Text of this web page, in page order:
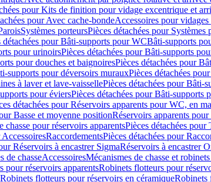
pour Kits de finition pour vidage excentrique et
pour Avec cache-bondeAccessoires pour
Systèmes porteursPièces détachées pour Systèmes
détachées pour Bâti-supports pour WCBâti-supports
pour urinoirsPièces détachées pour Bâti-supports
pour douches et baignoiresPièces détachées pour
supports pour déversoirs murauxPièces détachées
à laver et lave-vaissellePièces détachées pour Bâti-
pour éviersPièces détachées pour Bâti-supports
détachées pour Réservoirs apparents pour WC, en
Basse et moyenne positionRéservoirs apparents
chasse pour réservoirs apparentsPièces détachées pour
AccessoiresRaccordementsPièces détachées pour
Réservoirs à encastrer SigmaRéservoirs à encastrer
de chasseAccessoiresMécanismes de chasse et
pour réservoirs apparentsRobinets flotteurs pour
flotteurs pour réservoirs en céramiqueRobinets